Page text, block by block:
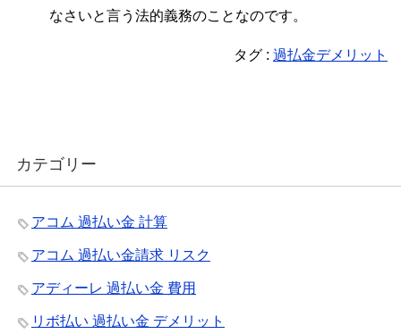
なさいと言う法的義務のことなのです。
タグ : 過払金デメリット
カテゴリー
アコム 過払い金 計算
アコム 過払い金請求 リスク
アディーレ 過払い金 費用
リボ払い 過払い金 デメリット